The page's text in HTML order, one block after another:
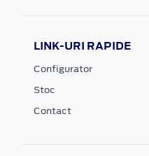
LINK-URI RAPIDE
Configurator
Stoc
Contact